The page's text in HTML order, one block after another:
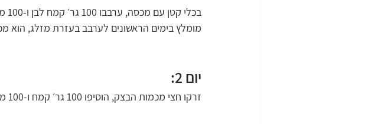
בכלי קטן עם מכסה, ערבבו 100 גר׳ קמח לבן ו-100 מ״ל מים.
מומלץ בימים הראשונים לערבב בעזרת מזלג, הוא
יום 2:
זרקו חצי מכמות הבצק, הוסיפו 100 גר׳ קמח ו-100 מים וערבבו.